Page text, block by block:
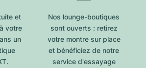
et
votre
un
Nos lounge-boutiques
sont ouverts : retirez
votre montre sur place
et bénéficiez de notre
service d'essayage